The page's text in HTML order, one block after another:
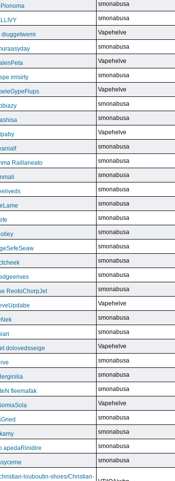
smonabusa
smonabusa
Vapehelve
smonabusa
Vapehelve
irrisirty smonabusa
Vapehelve
smonabusa
smonabusa
Vapehelve
smonabusa
Raillaneato smonabusa
smonabusa
smonabusa
smonabusa
smonabusa
smonabusa
smonabusa
smonabusa
smonabusa
ReotoChorpJet smonabusa
Vapehelve
smonabusa
smonabusa
dolovedsseige Vapehelve
smonabusa
smonabusa
fleemafak smonabusa
Vapehelve
smonabusa
smonabusa
apedaRinidire smonabusa
smonabusa
louboutin-shoes/Christian-